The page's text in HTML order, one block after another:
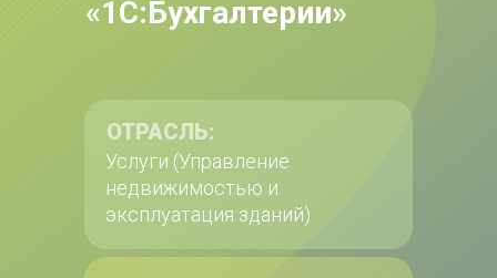
«1С:Бухгалтерии»
ОТРАСЛЬ:
Услуги (Управление
недвижимостью и
эксплуатация зданий)